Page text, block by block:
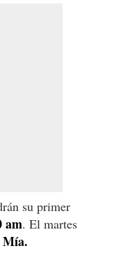
su primer
am. El martes